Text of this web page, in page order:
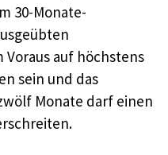
30-Monate-
Voraus auf höchstens
sein und das
Monate darf einen